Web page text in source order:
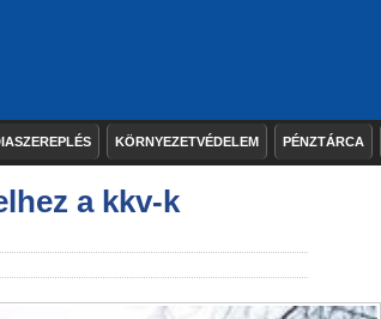
KÖRNYEZETVÉDELEM PÉNZTÁRCA
a kkv-k